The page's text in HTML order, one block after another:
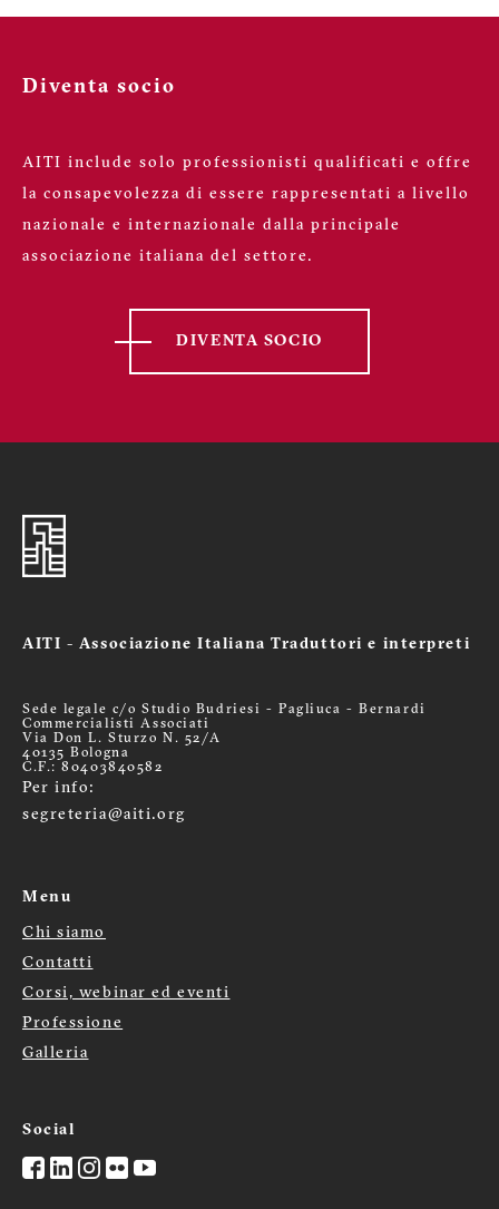
Diventa socio
AITI include solo professionisti qualificati e offre
la consapevolezza di essere rappresentati a livello
nazionale e internazionale dalla principale
associazione italiana del settore.
DIVENTA SOCIO
AITI - Associazione Italiana Traduttori e interpreti
Sede legale c/o Studio Budriesi - Pagliuca - Bernardi
Commercialisti Associati
Via Don L. Sturzo N. 52/A
40135 Bologna
C.F.: 80403840582
Per info:
segreteria@aiti.org
Menu
Menù
footer
Chi siamo
Contatti
Corsi, webinar ed eventi
Professione
Galleria
Social